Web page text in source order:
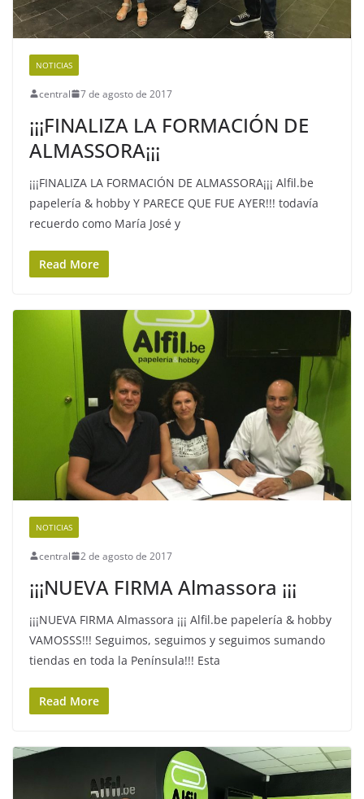
NOTICIAS
central 7 de agosto de 2017
¡¡¡FINALIZA LA FORMACIÓN DE
ALMASSORA¡¡¡
¡¡¡FINALIZA LA FORMACIÓN DE ALMASSORA¡¡¡ Alfil.be
papelería & hobby Y PARECE QUE FUE AYER!!! todavía
recuerdo como María José y
Read More
NOTICIAS
central 2 de agosto de 2017
¡¡¡NUEVA FIRMA Almassora ¡¡¡
¡¡¡NUEVA FIRMA Almassora ¡¡¡ Alfil.be papelería & hobby
VAMOSSS!!! Seguimos, seguimos y seguimos sumando
tiendas en toda la Península!!! Esta
Read More